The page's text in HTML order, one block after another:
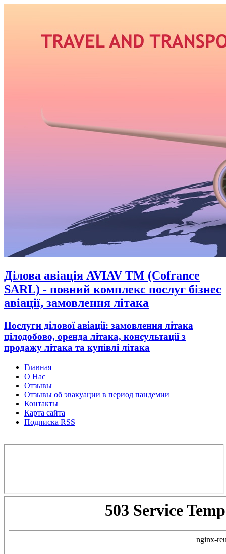
Ділова авіація AVIAV TM (Cofrance
SARL) - повний комплекс послуг бізнес
авіації, замовлення літака
Послуги ділової авіації: замовлення літака
цілодобово, оренда літака, консультації з
продажу літака та купівлі літака
Главная
О Нас
Отзывы
Отзывы об эвакуации в период пандемии
Контакты
Карта сайта
Подписка RSS
Узнать больше.